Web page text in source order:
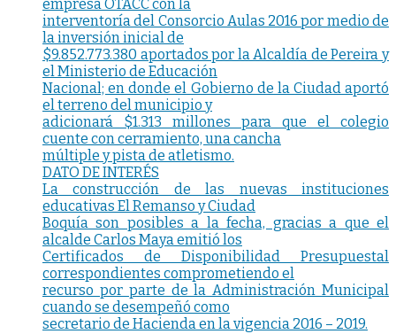
empresa OTACC con la
interventoría del Consorcio Aulas 2016 por medio de
la inversión inicial de
$9.852.773.380 aportados por la Alcaldía de Pereira y
el Ministerio de Educación
Nacional; en donde el Gobierno de la Ciudad aportó
el terreno del municipio y
adicionará $1.313 millones para que el colegio
cuente con cerramiento, una cancha
múltiple y pista de atletismo.
DATO DE INTERÉS
La construcción de las nuevas instituciones
educativas El Remanso y Ciudad
Boquía son posibles a la fecha, gracias a que el
alcalde Carlos Maya emitió los
Certificados de Disponibilidad Presupuestal
correspondientes comprometiendo el
recurso por parte de la Administración Municipal
cuando se desempeñó como
secretario de Hacienda en la vigencia 2016 – 2019.